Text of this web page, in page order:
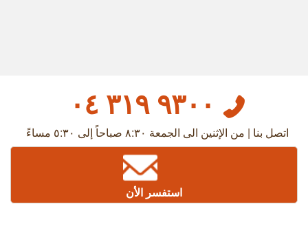
٩٣٠٠ ٣١٩ ٠٤
اتصل بنا | من الإثنين الى الجمعة ٨:٣٠ صباحاً إلى ٥:٣٠ مساءً
استفسر الأن